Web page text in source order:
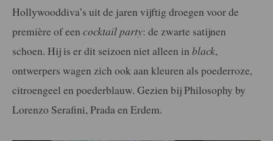
Hollywooddiva’s uit de jaren vijftig droegen voor de
première of een cocktail party: de zwarte satijnen
schoen. Hij is er dit seizoen niet alleen in black,
ontwerpers wagen zich ook aan kleuren als poederroze,
citroengeel en poederblauw. Gezien bij Philosophy by
Lorenzo Serafini, Prada en Erdem.